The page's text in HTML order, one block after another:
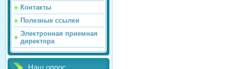
Контакты
Полезные ссылки
Электронная приемная
директора